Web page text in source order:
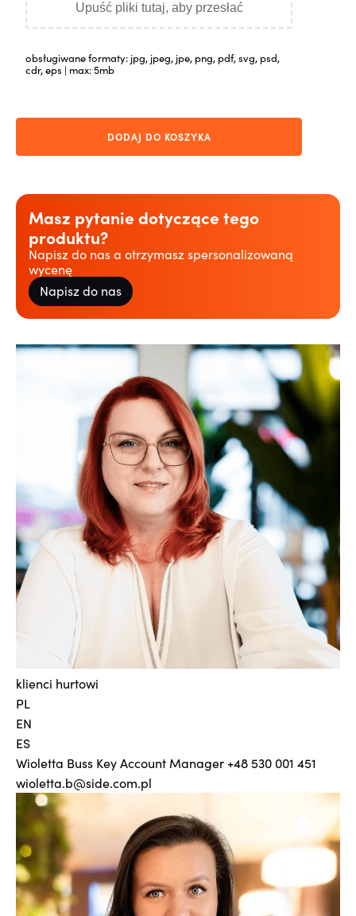
Upuść pliki tutaj, aby przesłać
obsługiwane formaty: jpg, jpeg, jpe, png, pdf, svg, psd,
cdr, eps | max: 5mb
DODAJ DO KOSZYKA
Masz pytanie dotyczące tego
produktu?
Napisz do nas a otrzymasz spersonalizowaną
wycenę
Napisz do nas
klienci hurtowi
PL
EN
ES
Wioletta Buss Key Account Manager+48 530 001 451
wioletta.b@side.com.pl